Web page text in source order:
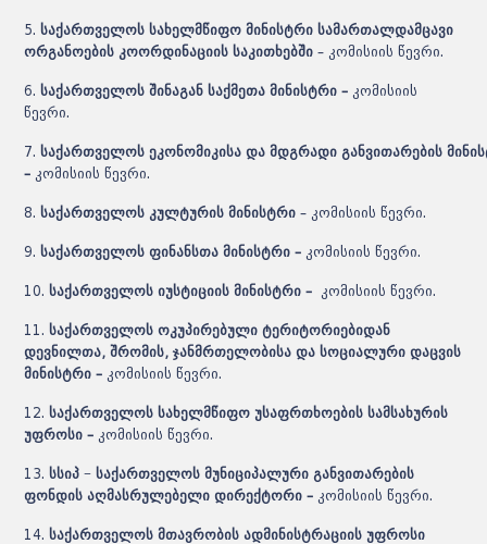
5. საქართველოს სახელმწიფო მინისტრი სამართალდამცავი
ორგანოების კოორდინაციის საკითხებში– კომისიის წევრი.
6. საქართველოს შინაგან საქმეთა მინისტრი – კომისიის
წევრი.
7.საქართველოს ეკონომიკისა და მდგრადი განვითარების
– კომისიის წევრი.
8. საქართველოს კულტურის მინისტრი – კომისიის წევრი.
9.საქართველოს ფინანსთა მინისტრი – კომისიის წევრი.
10. საქართველოს იუსტიციის მინისტრი – კომისიის წევრი.
11. საქართველოს ოკუპირებული ტერიტორიებიდან
დევნილთა, შრომის, ჯანმრთელობისა და სოციალური დაცვის
მინისტრი – კომისიის წევრი.
12. საქართველოს სახელმწიფო უსაფრთხოების სამსახურის
უფროსი – კომისიის წევრი.
13. სსიპ − საქართველოს მუნიციპალური განვითარების
ფონდის აღმასრულებელი დირექტორი – კომისიის წევრი.
14. საქართველოს მთავრობის ადმინისტრაციის უფროსი